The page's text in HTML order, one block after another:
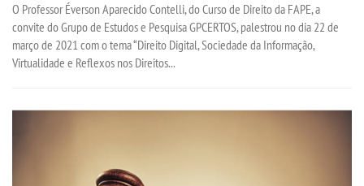
UNIESP NEWS
REPOSITÓRIO
CERTIFICADOS
O Professor Éverson Aparecido Contelli, do Curso de Direito da FAPE, a
convite do Grupo de Estudos e Pesquisa GPCERTOS, palestrou no dia 22 de
março de 2021 com o tema “Direito Digital, Sociedade da Informação,
Virtualidade e Reflexos nos Direitos...